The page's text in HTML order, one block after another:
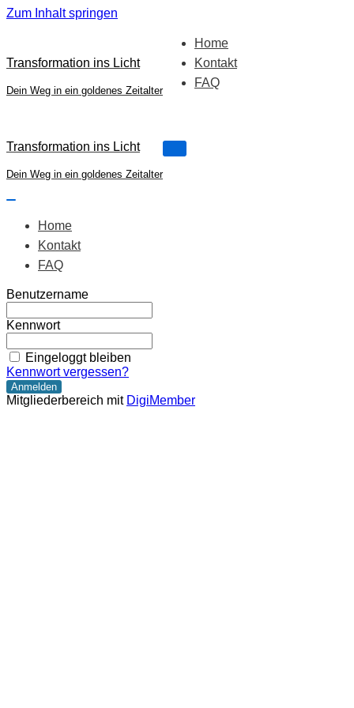
Zum Inhalt springen
Transformation ins Licht
Dein Weg in ein goldenes Zeitalter
Home
Kontakt
FAQ
Transformation ins Licht
Dein Weg in ein goldenes Zeitalter
Navigations-
Home
Kontakt
FAQ
Benutzername
Kennwort
Eingeloggt bleiben
Kennwort vergessen?
Mitgliederbereich mit DigiMember